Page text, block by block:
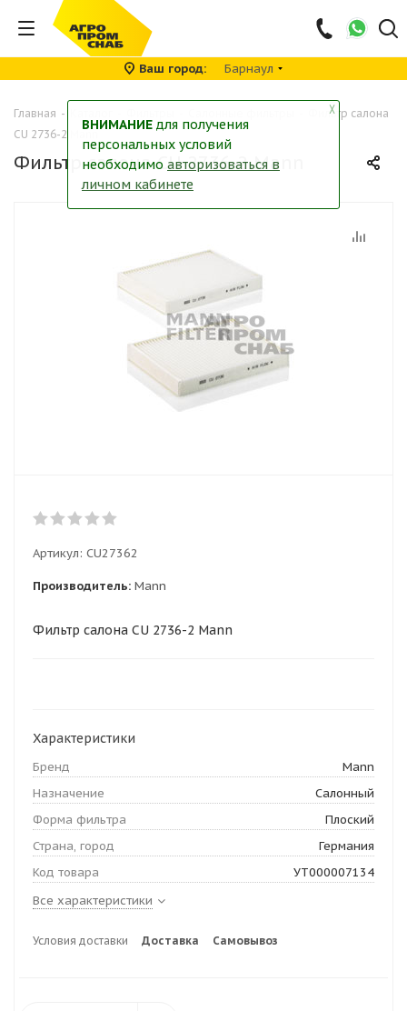
Ваш город Барнаул
Главная -
Фильтр салона
CU 2736-2 Mann
Фильтр салона CU 2736-2 Mann
Артикул: СU27362
Производитель: Mann
Фильтр салона CU 2736-2 Mann
Характеристики
Бренд
Mann
Назначение
Салонный
Форма фильтра
Плоский
Страна, город
Германия
Код товара
УТ000007134
Все характеристики
Условия доставки Доставка Самовывоз
╳
ВНИМАНИЕ для получения
персональных условий
необходимо авторизоваться в
личном кабинете